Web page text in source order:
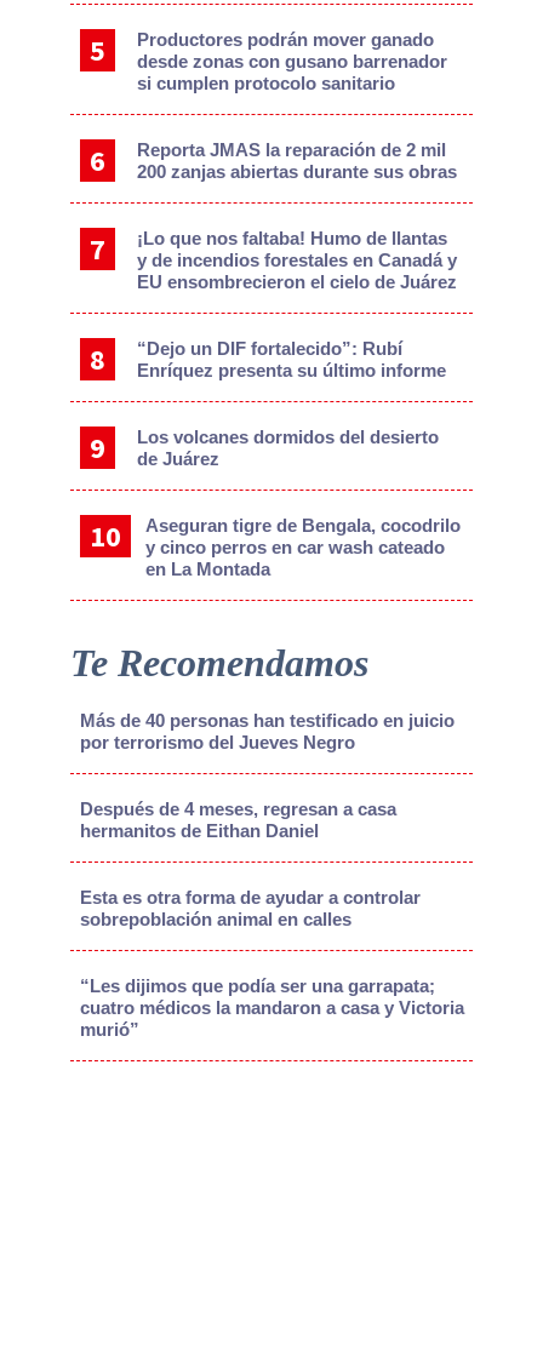
Productores podrán mover ganado
desde zonas con gusano barrenador
si cumplen protocolo sanitario
Reporta JMAS la reparación de 2 mil
200 zanjas abiertas durante sus obras
¡Lo que nos faltaba! Humo de llantas
y de incendios forestales en Canadá y
EU ensombrecieron el cielo de Juárez
“Dejo un DIF fortalecido”: Rubí
Enríquez presenta su último informe
Los volcanes dormidos del desierto
de Juárez
Aseguran tigre de Bengala, cocodrilo
y cinco perros en car wash cateado
en La Montada
Te Recomendamos
Más de 40 personas han testificado en juicio
por terrorismo del Jueves Negro
Después de 4 meses, regresan a casa
hermanitos de Eithan Daniel
Esta es otra forma de ayudar a controlar
sobrepoblación animal en calles
“Les dijimos que podía ser una garrapata;
cuatro médicos la mandaron a casa y Victoria
murió”